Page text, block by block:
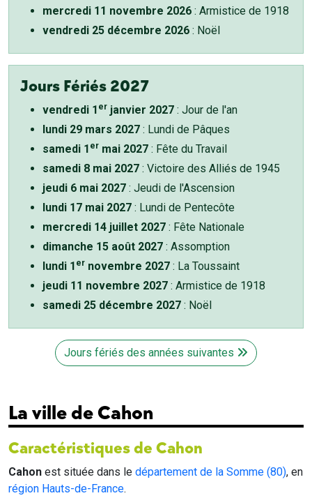
mercredi 11 novembre 2026 : Armistice de 1918
vendredi 25 décembre 2026 : Noël
Jours Fériés 2027
vendredi 1 er janvier 2027 : Jour de l'an
lundi 29 mars 2027 : Lundi de Pâques
samedi 1 er mai 2027 : Fête du Travail
samedi 8 mai 2027 : Victoire des Alliés de 1945
jeudi 6 mai 2027 : Jeudi de l'Ascension
lundi 17 mai 2027 : Lundi de Pentecôte
mercredi 14 juillet 2027 : Fête Nationale
dimanche 15 août 2027 : Assomption
lundi 1 er novembre 2027 : La Toussaint
jeudi 11 novembre 2027 : Armistice de 1918
samedi 25 décembre 2027 : Noël
Jours fériés des années suivantes
La ville de Cahon
Caractéristiques de Cahon
Cahon est située dans le département de la Somme (80), en
région Hauts-de-France.